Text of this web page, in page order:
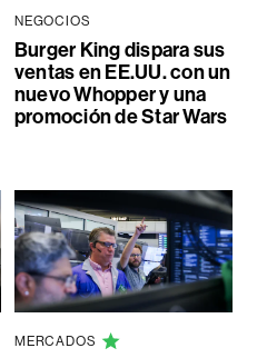
NEGOCIOS
Burger King dispara sus
ventas en EE.UU. con un
nuevo Whopper y una
promoción de Star Wars
MERCADOS